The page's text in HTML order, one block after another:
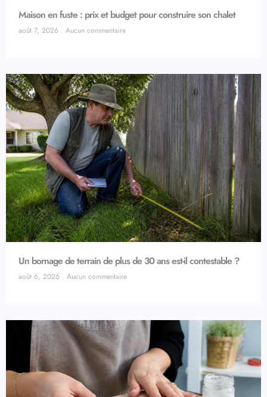
Maison en fuste : prix et budget pour construire son chalet
août 7, 2026 Aucun commentaire
Un bornage de terrain de plus de 30 ans est-il contestable ?
août 6, 2026 Aucun commentaire